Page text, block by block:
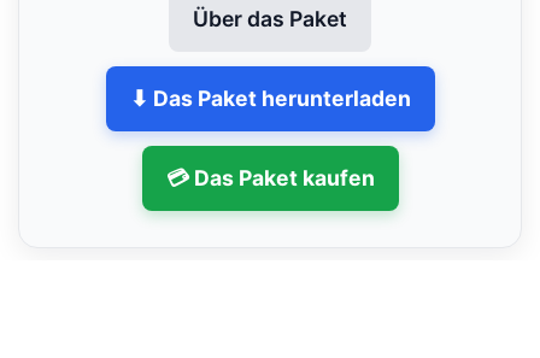
Über das Paket
⬇ Das Paket herunterladen
💳 Das Paket kaufen